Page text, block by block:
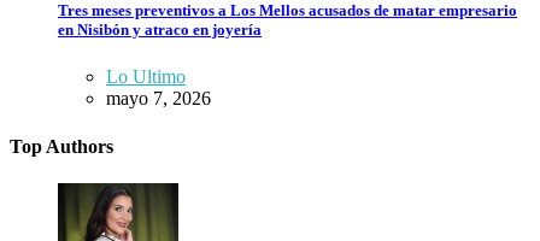
Tres meses preventivos a Los Mellos acusados de matar empresario
en Nisibón y atraco en joyería
Lo Ultimo
mayo 7, 2026
Top Authors